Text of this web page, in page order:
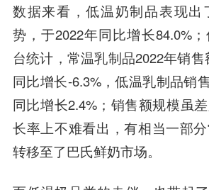
数据来看，低温奶制品表现出
势，于2022年同比增长84.0%
台统计，常温乳制品2022年销售
同比增长-6.3%，低温乳制品销
同比增长2.4%；销售额规模虽
长率上不难看出，有相当一部
转移至了巴氏鲜奶市场。